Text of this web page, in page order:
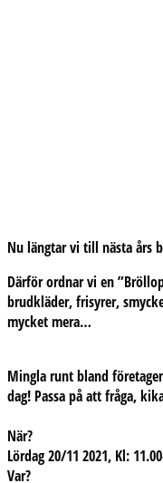
Nu längtar vi till nästa års
Därför ordnar vi en
brudkläder, frisyrer,
mycket mera…
Mingla runt bland
dag! Passa på att fråga,
När?
Lördag 20/11 2021, Kl:
Var?